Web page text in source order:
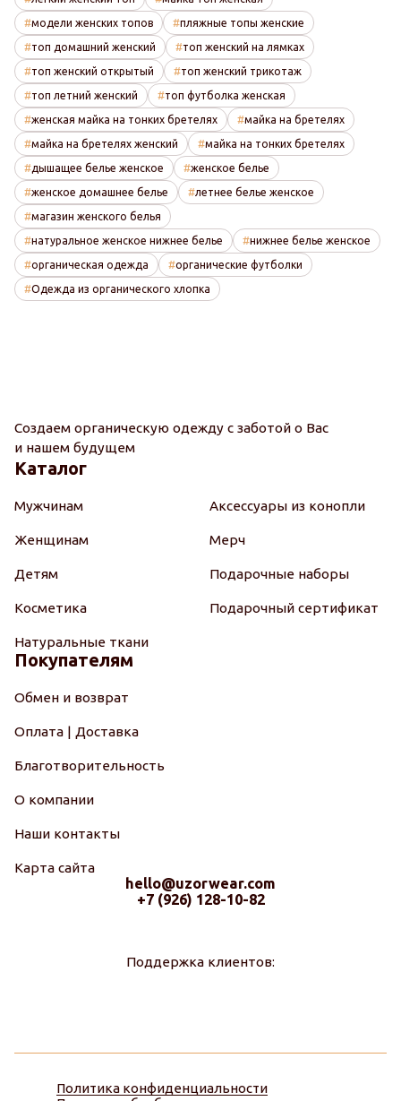
модели женских топов пляжные топы женские
топ домашний женский топ женский на лямках
топ женский открытый топ женский трикотаж
топ летний женский топ футболка женская
женская майка на тонких бретелях майка на бретелях
майка на бретелях женский майка на тонких бретелях
дышащее белье женское женское белье
женское домашнее белье летнее белье женское
магазин женского белья
натуральное женское нижнее белье нижнее белье женское
органическая одежда органические футболки
Одежда из органического хлопка
Создаем органическую одежду с заботой о Вас
и нашем будущем
Каталог
Мужчинам
Женщинам
Детям
Косметика
Натуральные ткани
Аксессуары из конопли
Мерч
Подарочные наборы
Подарочный сертификат
Покупателям
Обмен и возврат
Оплата | Доставка
Благотворительность
О компании
Наши контакты
Карта сайта
hello@uzorwear.com
+7 (926) 128-10-82
Поддержка клиентов:
Политика конфиденциальности